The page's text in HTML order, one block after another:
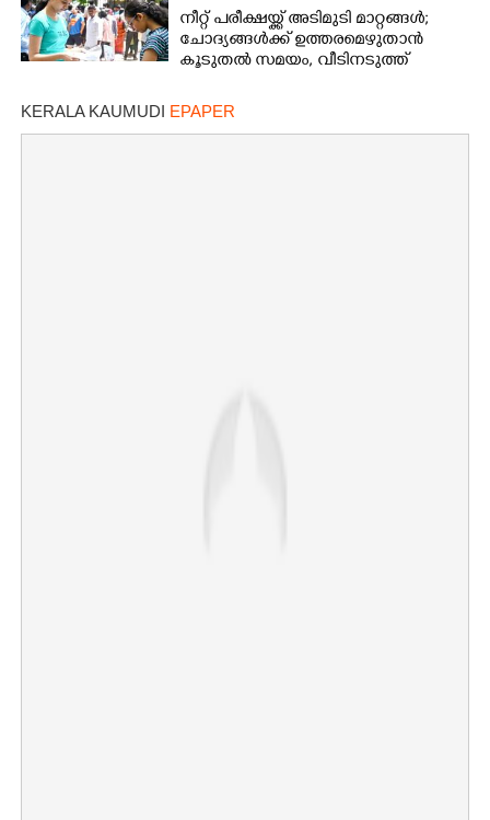
നീറ്റ് പരീക്ഷയ്ക്ക് അടിമുടി മാറ്റങ്ങൾ;
ചോദ്യങ്ങൾക്ക് ഉത്തരമെഴുതാൻ
കൂടുതൽ സമയം, വീടിനടുത്ത്
KERALA KAUMUDI EPAPER